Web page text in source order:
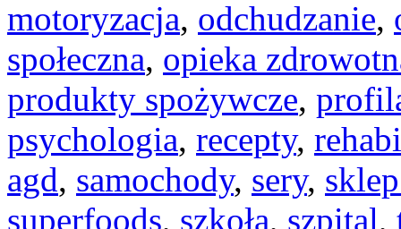
motoryzacja, odchudzanie,
społeczna, opieka
produkty spożywcze,
psychologia, recepty,
agd, samochody, sery,
superfoods, szkoła, szpital,